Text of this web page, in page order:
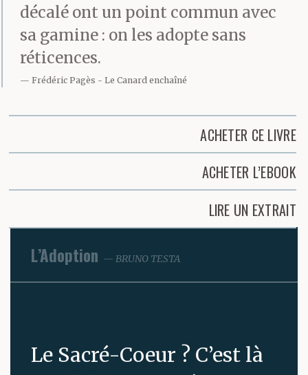
décalé ont un point commun avec
sa gamine : on les adopte sans
réticences.
Frédéric Pagès Le Canard enchaîné
ACHETER CE LIVRE
ACHETER L’EBOOK
LIRE UN EXTRAIT
L’Adoption BRUNO TESTA
Le Sacré-Coeur ? C’est là